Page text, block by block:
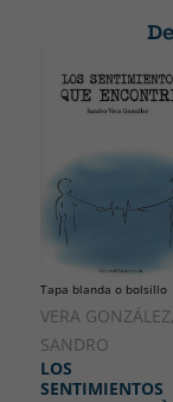
Tapa blanda o bolsillo
VERA GONZÁLEZ,
SANDRO
LOS
SENTIMIENTOS